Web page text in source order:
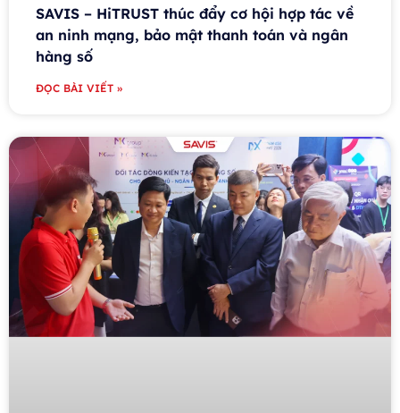
SAVIS – HiTRUST thúc đẩy cơ hội hợp tác về
an ninh mạng, bảo mật thanh toán và ngân
hàng số
ĐỌC BÀI VIẾT »